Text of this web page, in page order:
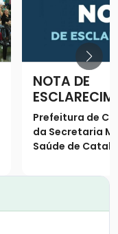
NOTA DE
Prefeitura de
da Secretaria
Saúde de
população